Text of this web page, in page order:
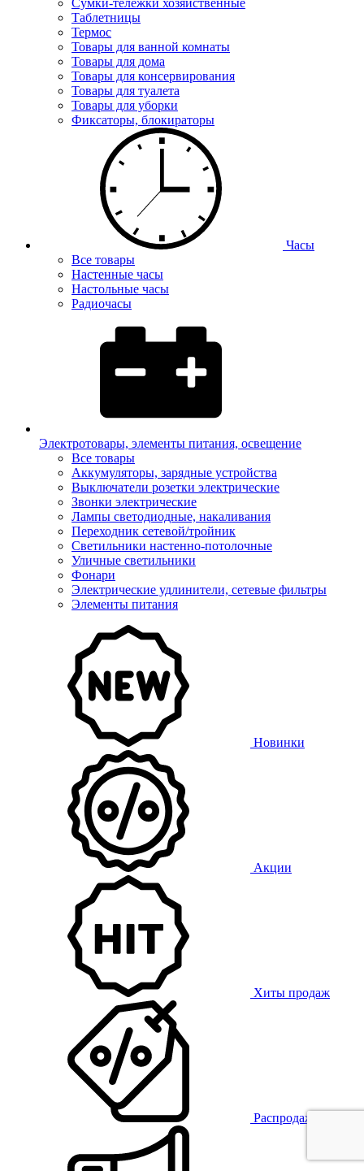
Сумки-тележки хозяйственные
Таблетницы
Термос
Товары для ванной комнаты
Товары для дома
Товары для консервирования
Товары для туалета
Товары для уборки
Фиксаторы, блокираторы
Часы
Все товары
Настенные часы
Настольные часы
Радиочасы
Электротовары, элементы питания, освещение
Все товары
Аккумуляторы, зарядные устройства
Выключатели розетки электрические
Звонки электрические
Лампы светодиодные, накаливания
Переходник сетевой/тройник
Светильники настенно-потолочные
Уличные светильники
Фонари
Электрические удлинители, сетевые фильтры
Элементы питания
Новинки
Акции
Хиты продаж
Распродажа